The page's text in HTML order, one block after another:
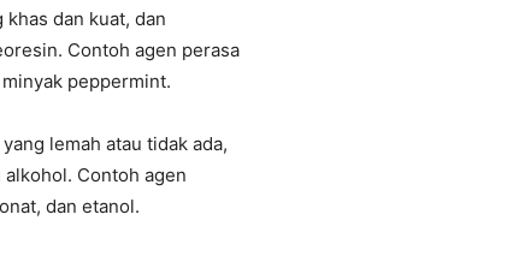
dan kuat, dan
Contoh agen perasa
peppermint.
lemah atau tidak ada,
alkohol. Contoh agen
dan etanol.